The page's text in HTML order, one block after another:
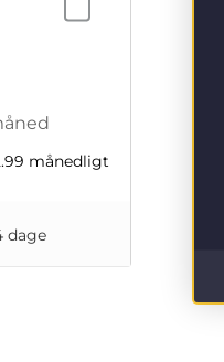
månedligt
dage